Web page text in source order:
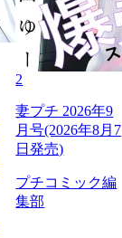
2
妻プチ 2026年9
月号(2026年8月7
日発売)
プチコミック編
集部